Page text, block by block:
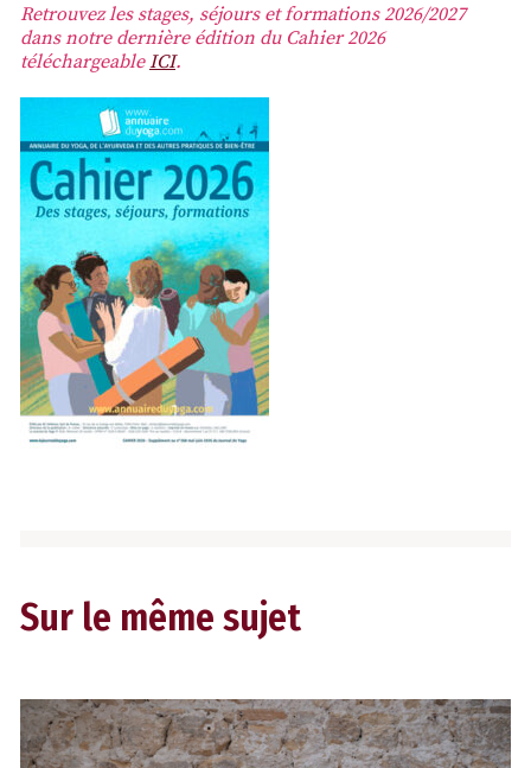
Retrouvez les stages, séjours et formations 2026/2027
dans notre dernière édition du Cahier 2026
téléchargeableICI.
Sur le même sujet